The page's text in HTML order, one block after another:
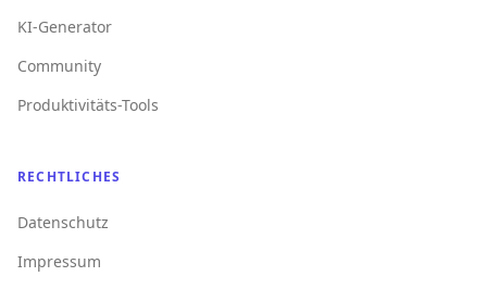
KI-Generator
Community
Produktivitäts-Tools
RECHTLICHES
Datenschutz
Impressum